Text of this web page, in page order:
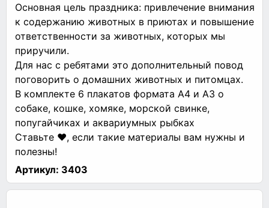
Основная цель праздника: привлечение внимания
к содержанию животных в приютах и повышение
ответственности за животных, которых мы
приручили.
Для нас с ребятами это дополнительный повод
поговорить о домашних животных и питомцах.
В комплекте 6 плакатов формата А4 и А3 о
собаке, кошке, хомяке, морской свинке,
попугайчиках и аквариумных рыбках
Ставьте ❤, если такие материалы вам нужны и
полезны!
Артикул: 3403